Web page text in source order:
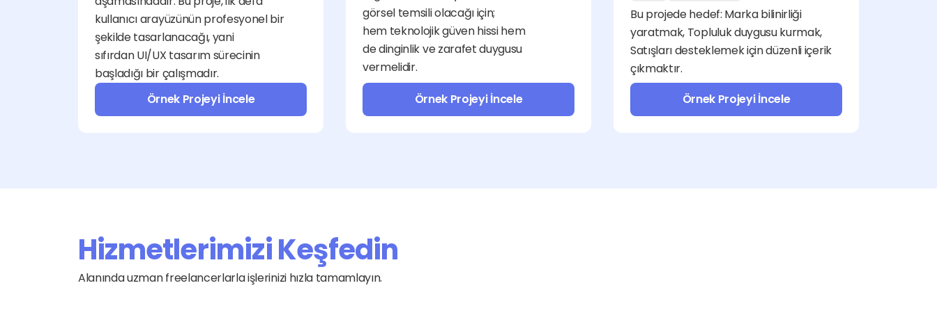
kullanıcı arayüzünün profesyonel bir
şekilde tasarlanacağı, yani
sıfırdan UI/UX tasarım sürecinin
başladığı bir çalışmadır.
Örnek Projeyi İncele
görsel temsili olacağı için;
hem teknolojik güven hissi hem
de dinginlik ve zarafet duygusu
vermelidir.
Örnek Projeyi İncele
Bu projede hedef: Marka bilinirliği
yaratmak, Topluluk duygusu kurmak,
Satışları desteklemek için düzenli içerik
çıkmaktır.
Örnek Projeyi İncele
Hizmetlerimizi Keşfedin
Alanında uzman freelancerlarla işlerinizi hızla tamamlayın.